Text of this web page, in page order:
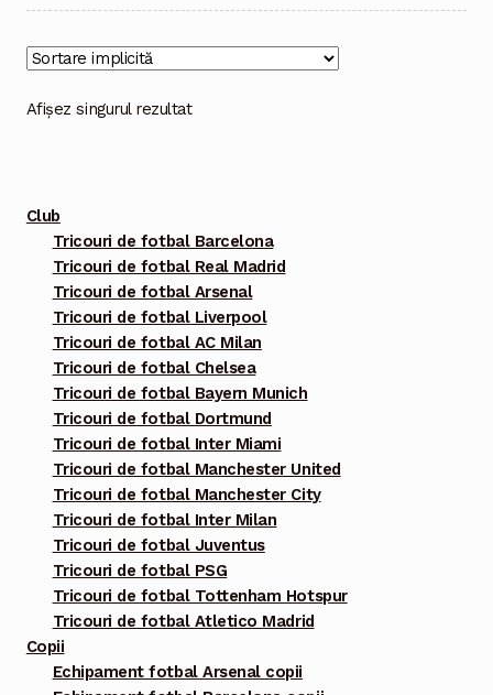
mai
Afișez singurul rezultat
Club
Tricouri de fotbal Barcelona
Tricouri de fotbal Real Madrid
Tricouri de fotbal Arsenal
Tricouri de fotbal Liverpool
Tricouri de fotbal AC Milan
Tricouri de fotbal Chelsea
Tricouri de fotbal Bayern Munich
Tricouri de fotbal Dortmund
Tricouri de fotbal Inter Miami
Tricouri de fotbal Manchester United
Tricouri de fotbal Manchester City
Tricouri de fotbal Inter Milan
Tricouri de fotbal Juventus
Tricouri de fotbal PSG
Tricouri de fotbal Tottenham Hotspur
Tricouri de fotbal Atletico Madrid
Copii
Echipament fotbal Arsenal copii